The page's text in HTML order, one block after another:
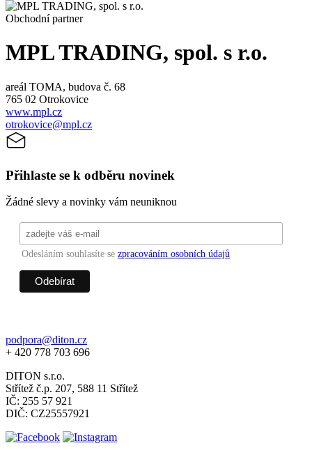
Obchodní partner
MPL TRADING, spol. s r.o.
areál TOMA, budova č. 68
765 02 Otrokovice
www.mpl.cz
otrokovice@mpl.cz
Přihlaste se k odběru novinek
Žádné slevy a novinky vám neuniknou
Odesláním souhlasíte se zpracováním osobních údajů
podpora@diton.cz
+ 420 778 703 696
DITON s.r.o.
Střítež č.p. 207, 588 11 Střítež
IČ: 255 57 921
DIČ: CZ25557921